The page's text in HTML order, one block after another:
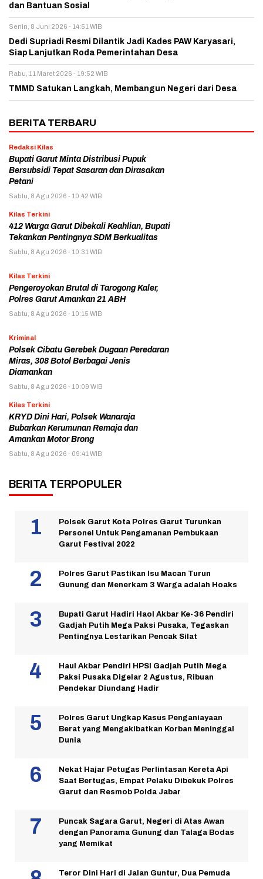
dan Bantuan Sosial
Senin, 8 Juni 2026 - 14:51 WIB
Dedi Supriadi Resmi Dilantik Jadi Kades PAW Karyasari,
Siap Lanjutkan Roda Pemerintahan Desa
Rabu, 11 Maret 2026 - 19:52 WIB
TMMD Satukan Langkah, Membangun Negeri dari Desa
BERITA TERBARU
Redaksi Kilas
Bupati Garut Minta Distribusi Pupuk
Bersubsidi Tepat Sasaran dan Dirasakan
Petani
Sabtu, 8 Agu 2026 - 10:42 WIB
Kilas Terkini
412 Warga Garut Dibekali Keahlian, Bupati
Tekankan Pentingnya SDM Berkualitas
Sabtu, 8 Agu 2026 - 10:31 WIB
Kilas Terkini
Pengeroyokan Brutal di Tarogong Kaler,
Polres Garut Amankan 21 ABH
Sabtu, 8 Agu 2026 - 10:15 WIB
Kriminal
Polsek Cibatu Gerebek Dugaan Peredaran
Miras, 308 Botol Berbagai Jenis
Diamankan
Sabtu, 8 Agu 2026 - 10:09 WIB
Kilas Terkini
KRYD Dini Hari, Polsek Wanaraja
Bubarkan Kerumunan Remaja dan
Amankan Motor Brong
Sabtu, 8 Agu 2026 - 09:41 WIB
BERITA TERPOPULER
Polsek Garut Kota Polres Garut Turunkan
Personel Untuk Pengamanan Pembukaan
Garut Festival 2022
Polres Garut Pastikan Isu Macan Turun
Gunung dan Menerkam 3 Warga adalah Hoaks
Bupati Garut Hadiri Haol Akbar Ke-36 Pendiri
Gadjah Putih Mega Paksi Pusaka, Tegaskan
Pentingnya Lestarikan Pencak Silat
Haul Akbar Pendiri HPSI Gadjah Putih Mega
Paksi Pusaka Digelar 2 Agustus, Ribuan
Pendekar Diundang Hadir
Polres Garut Ungkap Kasus Penganiayaan
Berat yang Mengakibatkan Korban Meninggal
Dunia
Nekat Hajar Petugas Perlintasan Kereta Api
Saat Bertugas, Empat Pelaku Dibekuk Polres
Garut dan Resmob Polda Jabar
Puncak Sagara Garut, Negeri di Atas Awan
dengan Panorama Gunung dan Talaga Bodas
yang Memikat
Teror Dini Hari di Jalan Guntur, Dua Pemuda